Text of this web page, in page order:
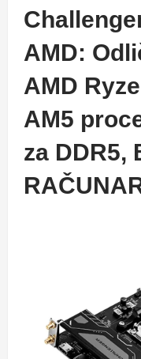
AMD:
AMD
AM5
za DDR5,